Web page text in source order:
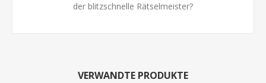
der blitzschnelle Rätselmeister?
VERWANDTE PRODUKTE